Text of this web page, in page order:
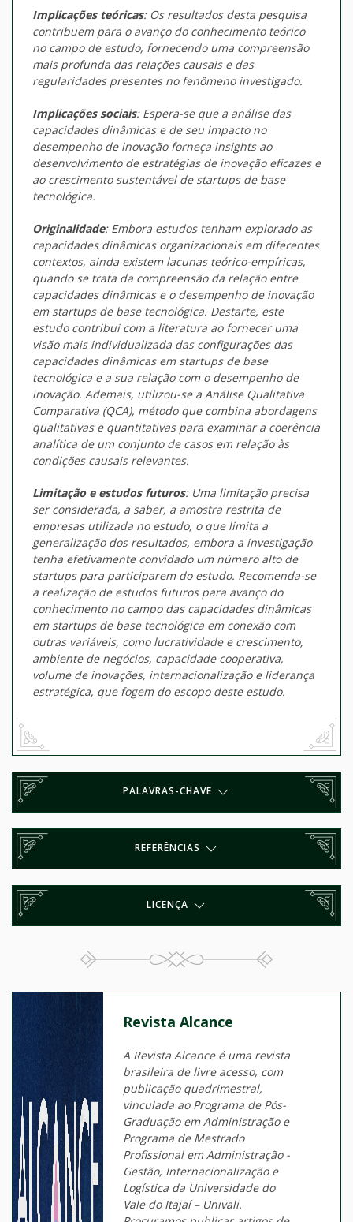
Implicações teóricas: Os resultados desta pesquisa
contribuem para o avanço do conhecimento teórico
no campo de estudo, fornecendo uma compreensão
mais profunda das relações causais e das
regularidades presentes no fenômeno investigado.
Implicações sociais: Espera-se que a análise das
capacidades dinâmicas e de seu impacto no
desempenho de inovação forneça insightsao
desenvolvimento de estratégias de inovação eficazes e
ao crescimento sustentável de startupsde base
tecnológica.
Originalidade: Embora estudos tenham explorado as
capacidades dinâmicas organizacionais em diferentes
contextos, ainda existem lacunas teórico-empíricas,
quando se trata da compreensão da relação entre
capacidades dinâmicas e o desempenho de inovação
em startupsde base tecnológica. Destarte, este
estudo contribui com a literatura ao fornecer uma
visão mais individualizada das configurações das
capacidades dinâmicas em startupsde base
tecnológica e a sua relação com o desempenho de
inovação. Ademais, utilizou-se a Análise Qualitativa
Comparativa (QCA), método que combina abordagens
qualitativas e quantitativas para examinar a coerência
analítica de um conjunto de casos em relação às
condições causais relevantes.
Limitação e estudos futuros: Uma limitação precisa
ser considerada, a saber, a amostra restrita de
empresas utilizada no estudo, o que limita a
generalização dos resultados, embora a investigação
tenha efetivamente convidado um número alto de
startupspara participarem do estudo. Recomenda-se
a realização de estudos futuros para avanço do
conhecimento no campo das capacidades dinâmicas
em startupsde base tecnológica em conexão com
outras variáveis, como lucratividade e crescimento,
ambiente de negócios, capacidade cooperativa,
volume de inovações, internacionalização e liderança
estratégica, que fogem do escopo deste estudo.
PALAVRAS-CHAVE
REFERÊNCIAS
LICENÇA
Revista Alcance
A Revista Alcance é uma revista
brasileira de livre acesso, com
publicação quadrimestral,
vinculada ao Programa de Pós-
Graduação em Administração e
Programa de Mestrado
Profissional em Administração -
Gestão, Internacionalização e
Logística da Universidade do
Vale do Itajaí – Univali.